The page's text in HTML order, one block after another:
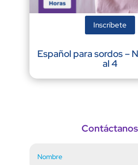
Inscríbete
Español para sordos –
al 4
Contáctanos